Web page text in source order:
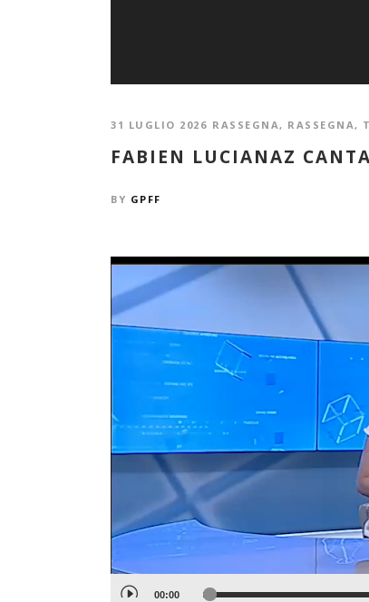
31 LUGLIO 2026 RASSEGNA , RASSEGNA ,
FABIEN LUCIANAZ
BY GPFF
Video
Player
00:00